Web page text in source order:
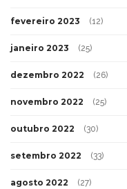
fevereiro 2023 (12)
janeiro 2023 (25)
dezembro 2022 (26)
novembro 2022 (25)
outubro 2022 (30)
setembro 2022 (33)
agosto 2022 (27)